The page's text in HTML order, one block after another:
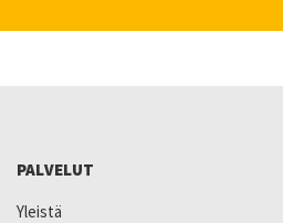
PALVELUT
Yleistä